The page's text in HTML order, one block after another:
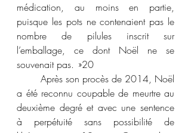
médication, au moins en partie,
puisque les pots ne contenaient pas le
nombre de pilules inscrit sur
l’emballage, ce dont Noël ne se
souvenait pas.  »20
a été reconnu coupable de meurtre au
deuxième degré et avec une sentence
à perpétuité sans possibilité de